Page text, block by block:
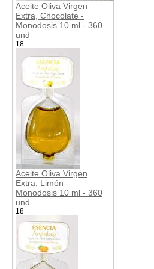
Aceite Oliva Virgen
Extra, Chocolate -
Monodosis 10 ml - 360
und
18
Aceite Oliva Virgen
Extra, Limón -
Monodosis 10 ml - 360
und
18